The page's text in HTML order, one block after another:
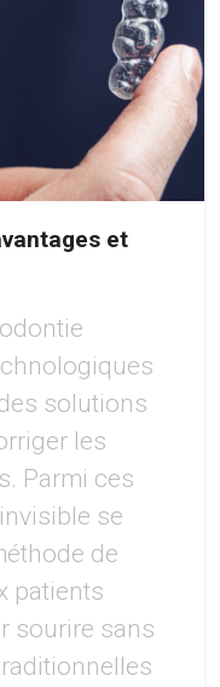
et
solutions
les
Parmi ces
se
de
patients
sourire sans